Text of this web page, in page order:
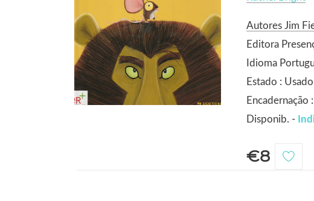
Autores Jim
Editora
Idioma
Estado :
Encadernação
Disponib. -
€8